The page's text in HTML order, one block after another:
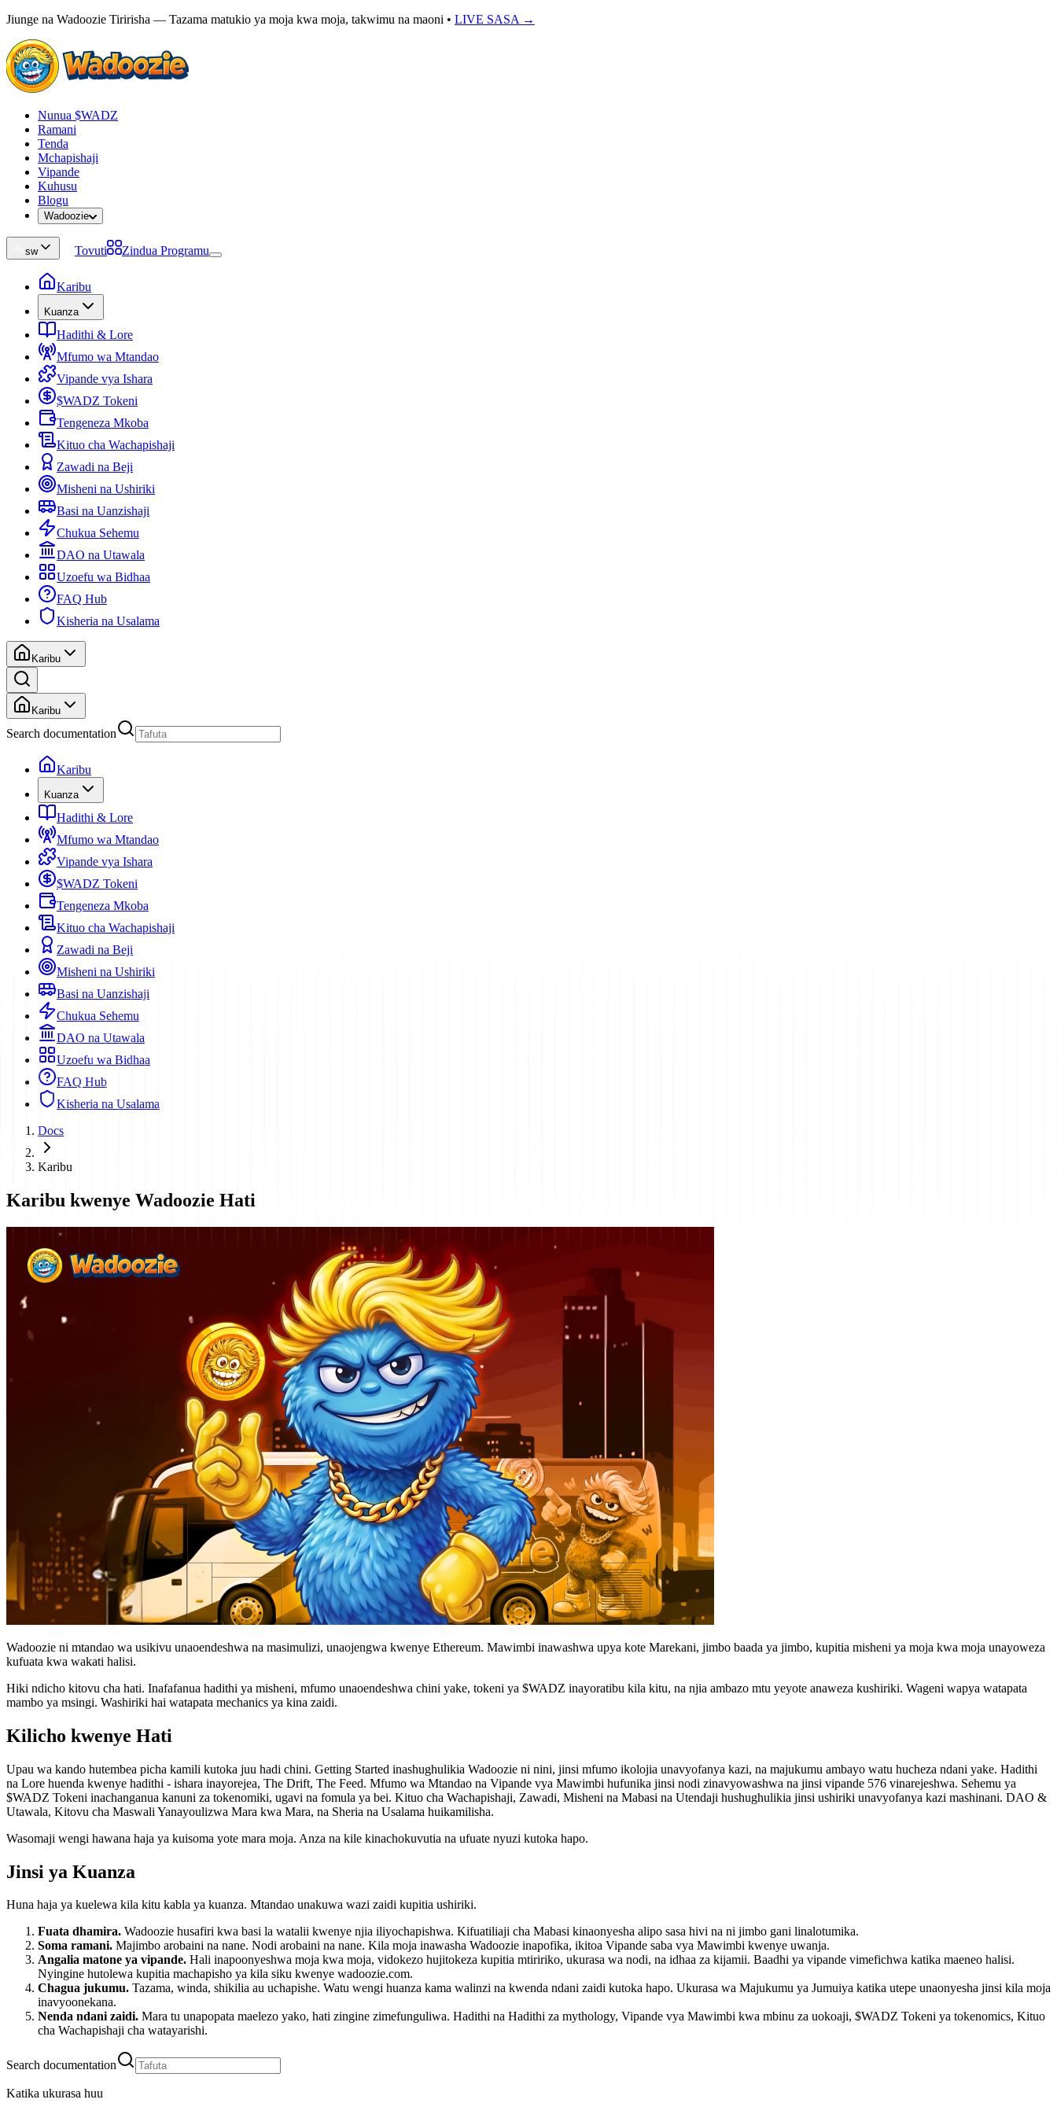
Jiunge na Wadoozie Tiririsha — Tazama matukio ya moja kwa moja, takwimu na maoni • LIVE SASA →
Nunua $WADZ
Ramani
Tenda
Mchapishaji
Vipande
Kuhusu
Blogu
Wadoozie
sw Tovuti Zindua Programu
Karibu
Kuanza
Hadithi & Lore
Mfumo wa Mtandao
Vipande vya Ishara
$WADZ Tokeni
Tengeneza Mkoba
Kituo cha Wachapishaji
Zawadi na Beji
Misheni na Ushiriki
Basi na Uanzishaji
Chukua Sehemu
DAO na Utawala
Uzoefu wa Bidhaa
FAQ Hub
Kisheria na Usalama
Karibu
Karibu
Search documentation
Karibu
Kuanza
Hadithi & Lore
Mfumo wa Mtandao
Vipande vya Ishara
$WADZ Tokeni
Tengeneza Mkoba
Kituo cha Wachapishaji
Zawadi na Beji
Misheni na Ushiriki
Basi na Uanzishaji
Chukua Sehemu
DAO na Utawala
Uzoefu wa Bidhaa
FAQ Hub
Kisheria na Usalama
Docs
Karibu
Karibu kwenye Wadoozie Hati
Wadoozie ni mtandao wa usikivu unaoendeshwa na masimulizi, unaojengwa kwenye Ethereum. Mawimbi inawashwa upya kote Marekani, jimbo baada ya jimbo, kupitia misheni ya moja kwa moja unayoweza
kufuata kwa wakati halisi.
Hiki ndicho kitovu cha hati. Inafafanua hadithi ya misheni, mfumo unaoendeshwa chini yake, tokeni ya $WADZ inayoratibu kila kitu, na njia ambazo mtu yeyote anaweza kushiriki. Wageni wapya watapata
mambo ya msingi. Washiriki hai watapata mechanics ya kina zaidi.
Kilicho kwenye Hati
Upau wa kando hutembea picha kamili kutoka juu hadi chini. Getting Started inashughulikia Wadoozie ni nini, jinsi mfumo ikolojia unavyofanya kazi, na majukumu ambayo watu hucheza ndani yake. Hadithi
na Lore huenda kwenye hadithi - ishara inayorejea, The Drift, The Feed. Mfumo wa Mtandao na Vipande vya Mawimbi hufunika jinsi nodi zinavyowashwa na jinsi vipande 576 vinarejeshwa. Sehemu ya
$WADZ Tokeni inachanganua kanuni za tokenomiki, ugavi na fomula ya bei. Kituo cha Wachapishaji, Zawadi, Misheni na Mabasi na Utendaji hushughulikia jinsi ushiriki unavyofanya kazi mashinani. DAO &
Utawala, Kitovu cha Maswali Yanayoulizwa Mara kwa Mara, na Sheria na Usalama huikamilisha.
Wasomaji wengi hawana haja ya kuisoma yote mara moja. Anza na kile kinachokuvutia na ufuate nyuzi kutoka hapo.
Jinsi ya Kuanza
Huna haja ya kuelewa kila kitu kabla ya kuanza. Mtandao unakuwa wazi zaidi kupitia ushiriki.
Fuata dhamira. Wadoozie husafiri kwa basi la watalii kwenye njia iliyochapishwa. Kifuatiliaji cha Mabasi kinaonyesha alipo sasa hivi na ni jimbo gani linalotumika.
Soma ramani. Majimbo arobaini na nane. Nodi arobaini na nane. Kila moja inawasha Wadoozie inapofika, ikitoa Vipande saba vya Mawimbi kwenye uwanja.
Angalia matone ya vipande. Hali inapoonyeshwa moja kwa moja, vidokezo hujitokeza kupitia mtiririko, ukurasa wa nodi, na idhaa za kijamii. Baadhi ya vipande vimefichwa katika maeneo halisi.
Nyingine hutolewa kupitia machapisho ya kila siku kwenye wadoozie.com.
Chagua jukumu. Tazama, winda, shikilia au uchapishe. Watu wengi huanza kama walinzi na kwenda ndani zaidi kutoka hapo. Ukurasa wa Majukumu ya Jumuiya katika utepe unaonyesha jinsi kila moja
inavyoonekana.
Nenda ndani zaidi. Mara tu unapopata maelezo yako, hati zingine zimefunguliwa. Hadithi na Hadithi za mythology, Vipande vya Mawimbi kwa mbinu za uokoaji, $WADZ Tokeni ya tokenomics, Kituo
cha Wachapishaji cha watayarishi.
Search documentation
Katika ukurasa huu